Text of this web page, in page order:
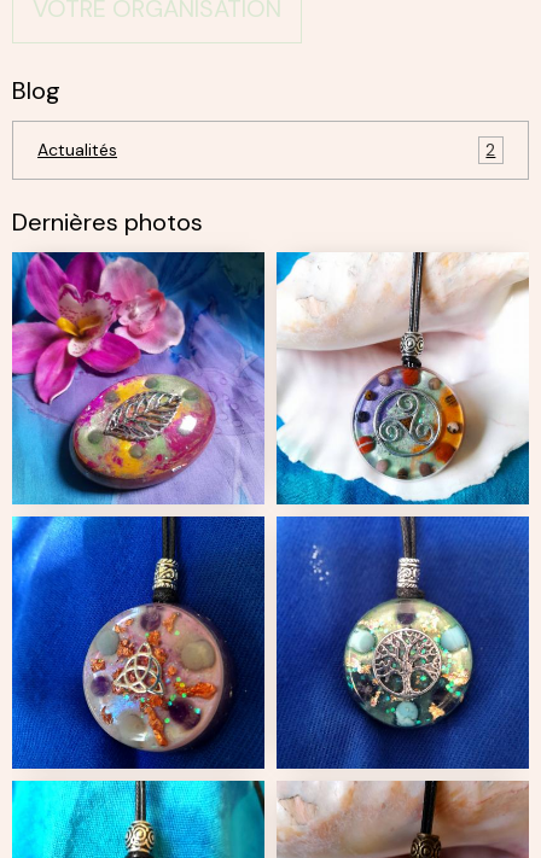
VOTRE ORGANISATION
Blog
Actualités 2
Dernières photos